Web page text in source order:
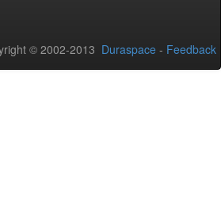
© 2002-2013 Duraspace - Feedback